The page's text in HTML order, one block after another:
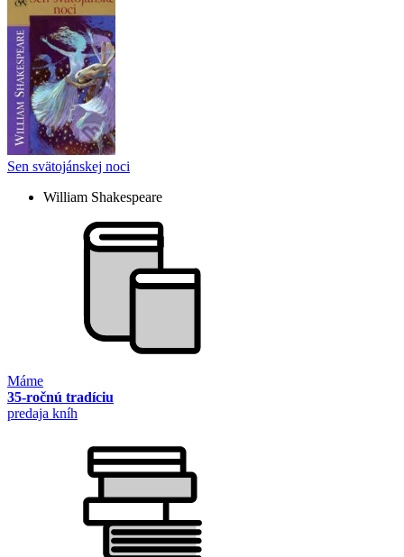
Sen svätojánskej noci
William Shakespeare
Máme
35-ročnú tradíciu
predaja kníh